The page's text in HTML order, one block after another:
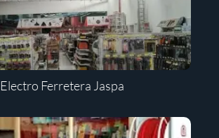
Electro Ferretera Jaspa